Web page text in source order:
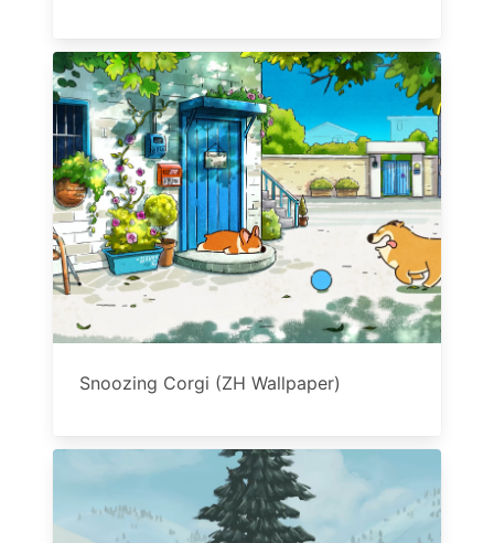
Snoozing Corgi (ZH Wallpaper)